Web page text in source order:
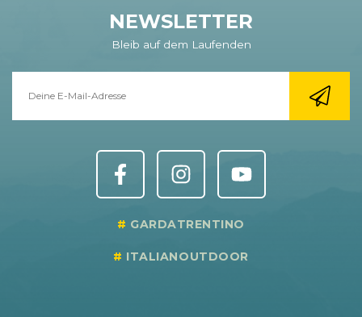
NEWSLETTER
Bleib auf dem Laufenden
GARDATRENTINO
ITALIANOUTDOOR